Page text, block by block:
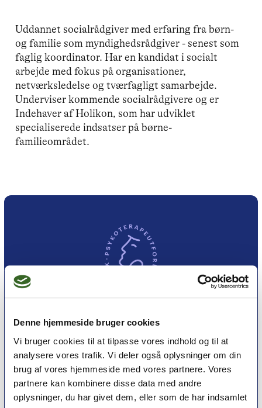
Denne hjemmeside bruger cookies
Vi bruger cookies til at tilpasse vores indhold og til at
analysere vores trafik. Vi deler også oplysninger om din
brug af vores hjemmeside med vores partnere. Vores
partnere kan kombinere disse data med andre
oplysninger, du har givet dem, eller som de har indsamlet
Uddannet socialrådgiver med erfaring fra børn-
og familie som myndighedsrådgiver - senest som
faglig koordinator. Har en kandidat i socialt
arbejde med fokus på organisationer,
netværksledelse og tværfagligt samarbejde.
Underviser kommende socialrådgivere og er
Indehaver af Holikon, som har udviklet
specialiserede indsatser på børne-
familieområdet.
Et medlemskab af Dansk Psykoterapeutforening
er et kvalitetsstempel. Alle vores medlemmer skal
leve op til en række kriterier om uddannelse og
erfaring for at få lov til at kalde sigpsykoterapeut
MPF